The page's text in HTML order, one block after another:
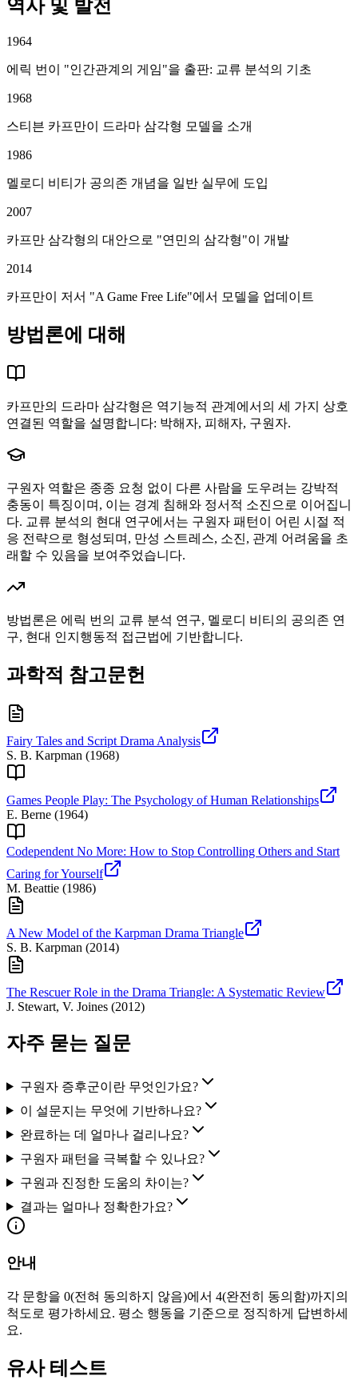
역사 및 발전
1964
에릭 번이 "인간관계의 게임"을 출판: 교류 분석의 기초
1968
스티븐 카프만이 드라마 삼각형 모델을 소개
1986
멜로디 비티가 공의존 개념을 일반 실무에 도입
2007
카프만 삼각형의 대안으로 "연민의 삼각형"이 개발
2014
카프만이 저서 "A Game Free Life"에서 모델을 업데이트
방법론에 대해
카프만의 드라마 삼각형은 역기능적 관계에서의 세 가지 상호
연결된 역할을 설명합니다: 박해자, 피해자, 구원자.
구원자 역할은 종종 요청 없이 다른 사람을 도우려는 강박적
충동이 특징이며, 이는 경계 침해와 정서적 소진으로 이어집니
다. 교류 분석의 현대 연구에서는 구원자 패턴이 어린 시절 적
응 전략으로 형성되며, 만성 스트레스, 소진, 관계 어려움을 초
래할 수 있음을 보여주었습니다.
방법론은 에릭 번의 교류 분석 연구, 멜로디 비티의 공의존 연
구, 현대 인지행동적 접근법에 기반합니다.
과학적 참고문헌
Fairy Tales and Script Drama Analysis
S. B. Karpman (1968)
Games People Play: The Psychology of Human Relationships
E. Berne (1964)
Codependent No More: How to Stop Controlling Others and Start
Caring for Yourself
M. Beattie (1986)
A New Model of the Karpman Drama Triangle
S. B. Karpman (2014)
The Rescuer Role in the Drama Triangle: A Systematic Review
J. Stewart, V. Joines (2012)
자주 묻는 질문
구원자 증후군이란 무엇인가요?
이 설문지는 무엇에 기반하나요?
완료하는 데 얼마나 걸리나요?
구원자 패턴을 극복할 수 있나요?
구원과 진정한 도움의 차이는?
결과는 얼마나 정확한가요?
안내
각 문항을 0(전혀 동의하지 않음)에서 4(완전히 동의함)까지의
척도로 평가하세요. 평소 행동을 기준으로 정직하게 답변하세
요.
유사 테스트